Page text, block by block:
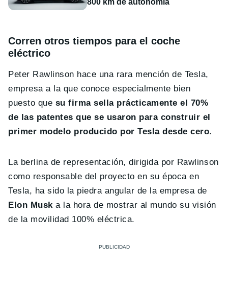
Corren otros tiempos para el coche
eléctrico
Peter Rawlinson hace una rara mención de Tesla,
empresa a la que conoce especialmente bien
puesto que su firma sella prácticamente el 70%
de las patentes que se usaron para construir el
primer modelo producido por Tesla desde cero.
La berlina de representación, dirigida por Rawlinson
como responsable del proyecto en su época en
Tesla, ha sido la piedra angular de la empresa de
Elon Muska la hora de mostrar al mundo su visión
de la movilidad 100% eléctrica.